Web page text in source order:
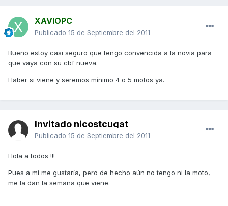
XAVIOPC
Publicado 15 de Septiembre del 2011
Bueno estoy casi seguro que tengo convencida a la novia para
que vaya con su cbf nueva.
Haber si viene y seremos mínimo 4 o 5 motos ya.
Invitado nicostcugat
Publicado 15 de Septiembre del 2011
Hola a todos !!!
Pues a mi me gustaría, pero de hecho aún no tengo ni la moto,
me la dan la semana que viene.